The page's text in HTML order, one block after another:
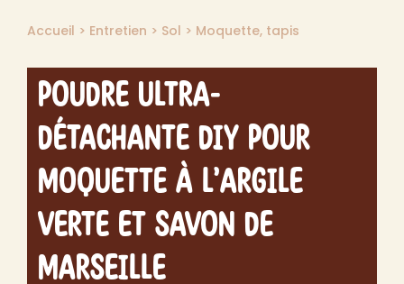
Accueil > Entretien > Sol > Moquette, tapis
Poudre Ultra-
Détachante DIY pour
Moquette à l’Argile
Verte et Savon de
Marseille